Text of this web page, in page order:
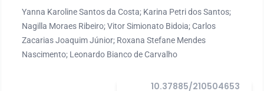
Yanna Karoline Santos da Costa; Karina Petri dos Santos;
Nagilla Moraes Ribeiro; Vitor Simionato Bidoia; Carlos
Zacarias Joaquim Júnior; Roxana Stefane Mendes
Nascimento; Leonardo Bianco de Carvalho
10.37885/210504653